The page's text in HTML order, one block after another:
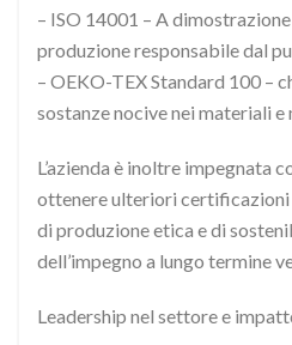
– ISO 14001 – A
produzione responsabile dal
– OEKO-TEX Standard 100 –
sostanze nocive nei materiali e
L’azienda è inoltre impegnata
ottenere ulteriori
di produzione etica e di
dell’impegno a lungo termine
Leadership nel settore e